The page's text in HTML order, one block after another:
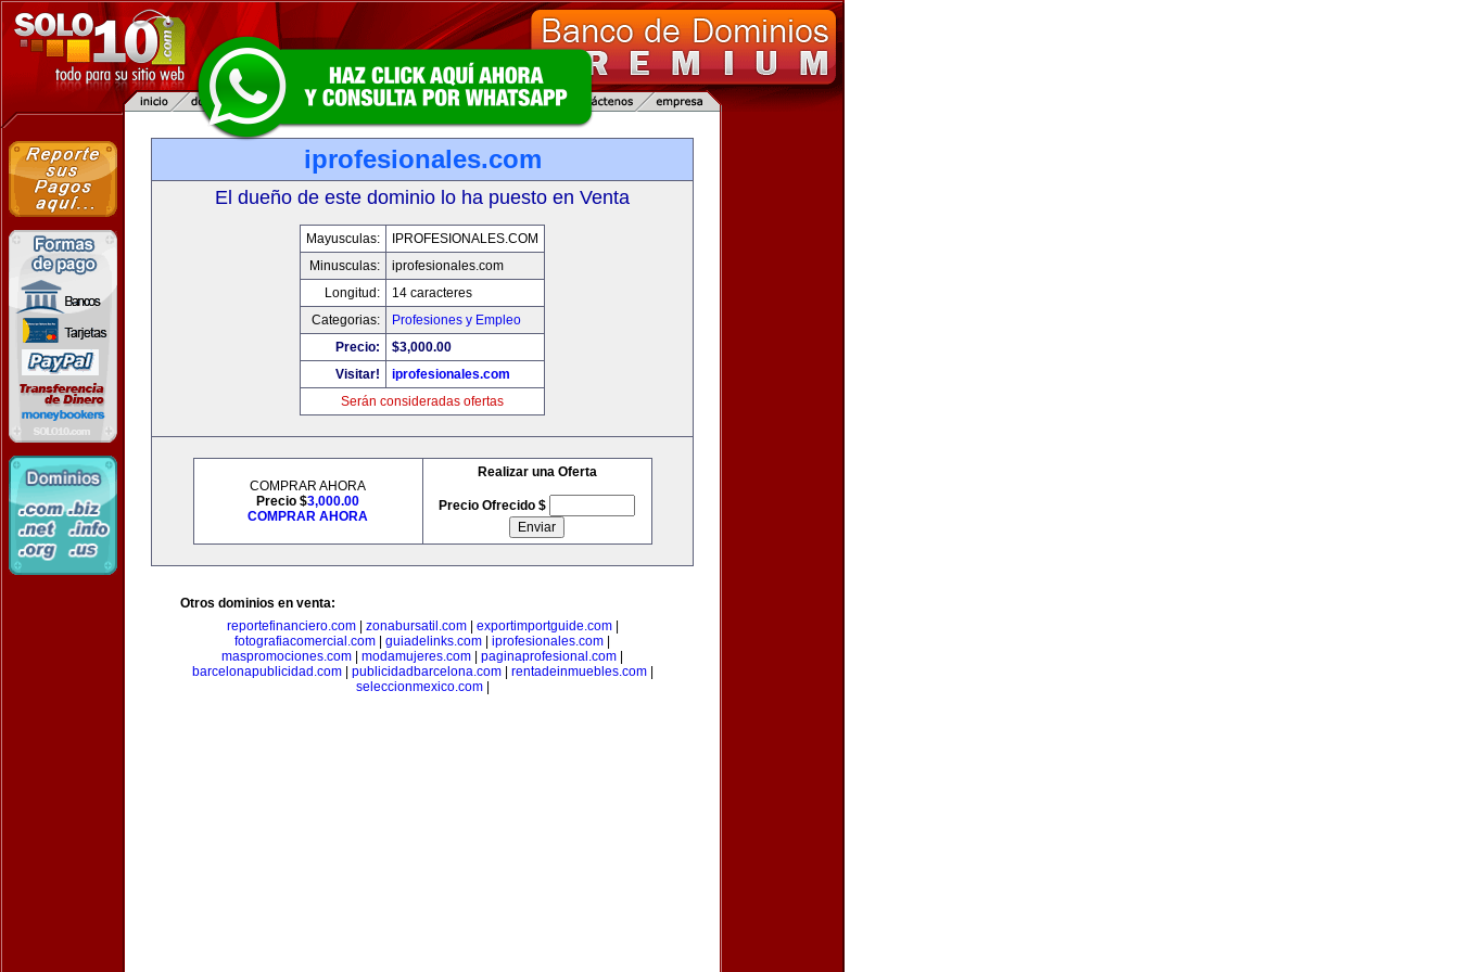
iprofesionales.com
El dueño de este dominio lo ha puesto en Venta
Mayusculas:
IPROFESIONALES.COM
Minusculas:
iprofesionales.com
Longitud:
14 caracteres
Categorias:
Profesiones y Empleo
Precio:
$3,000.00
Visitar!
iprofesionales.com
Serán consideradas ofertas
COMPRAR AHORA
Precio $3,000.00
COMPRAR AHORA
Realizar una Oferta
Precio Ofrecido $
Otros dominios en venta:
reportefinanciero.com| zonabursatil.com| exportimportguide.com|
fotografiacomercial.com
guiadelinks.com iprofesionales.com
maspromociones.com
modamujeres.com paginaprofesional.com
barcelonapublicidad.com| publicidadbarcelona.com| rentadeinmuebles.com|
seleccionmexico.com|